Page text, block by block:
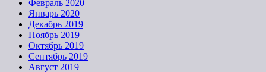
Февраль 2020
Январь 2020
Декабрь 2019
Ноябрь 2019
Октябрь 2019
Сентябрь 2019
Август 2019